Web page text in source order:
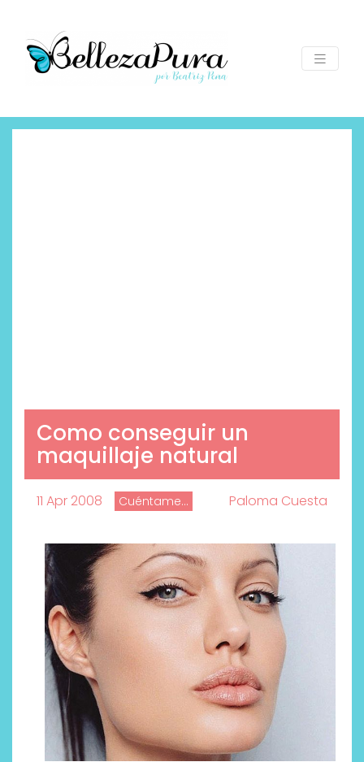
Como conseguir un
maquillaje natural
11 Apr 2008 Cuéntame... Paloma Cuesta